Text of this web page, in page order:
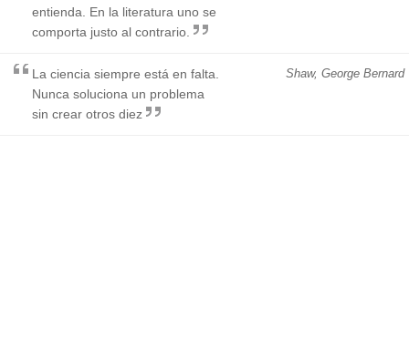
entienda. En la literatura uno se
comporta justo al contrario.
Shaw, George Bernard
La ciencia siempre está en falta.
Nunca soluciona un problema
sin crear otros diez